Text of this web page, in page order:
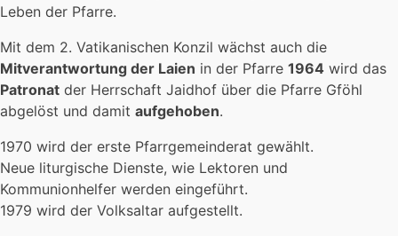
Leben der Pfarre.
Mit dem 2. Vatikanischen Konzil wächst auch die
Mitverantwortung der Laien in der Pfarre 1964 wird das
Patronat der Herrschaft Jaidhof über die Pfarre Gföhl
abgelöst und damit aufgehoben.
1970 wird der erste Pfarrgemeinderat gewählt.
Neue liturgische Dienste, wie Lektoren und
Kommunionhelfer werden eingeführt.
1979 wird der Volksaltar aufgestellt.